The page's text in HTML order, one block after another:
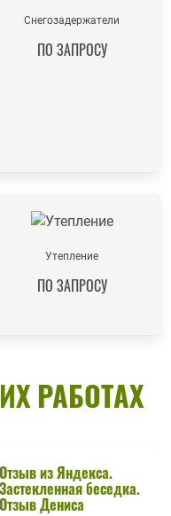
Снегозадержатели
ПО ЗАПРОСУ
Утепление
ПО ЗАПРОСУ
РАБОТАХ
Отзыв из Яндекса.
Застекленная беседка.
Отзыв Дениса